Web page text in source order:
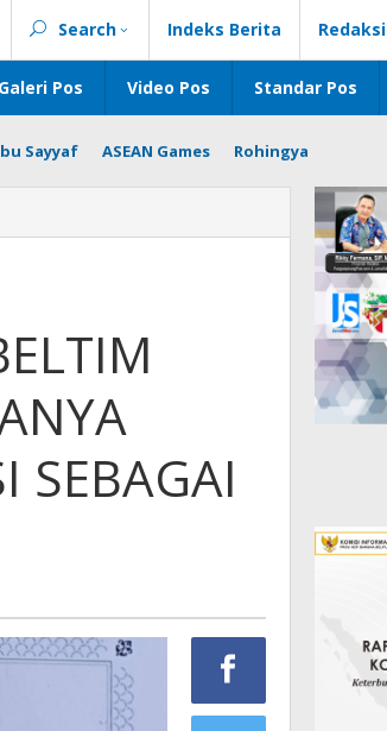
Search Indeks Berita Redaksi
Galeri Pos Video Pos Standar Pos
Sayyaf ASEAN Games Rohingya
SEBAGAI